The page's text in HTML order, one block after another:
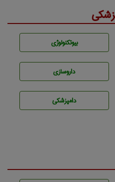
بيوتكنولوژی
داروسازی
دامپزشكی